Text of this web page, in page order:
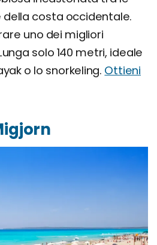
costa occidentale.
uno dei migliori
solo 140 metri, ideale
o lo snorkeling. Ottieni